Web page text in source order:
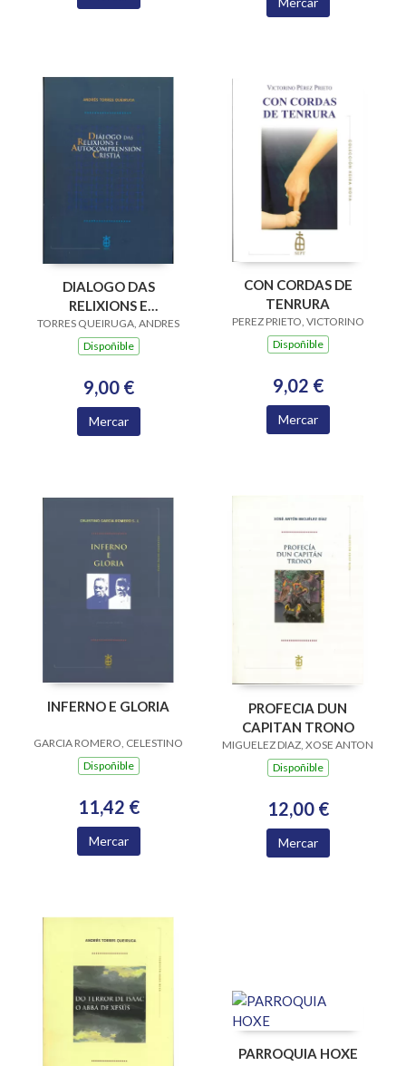
DIALOGO DAS
RELIXIONS E
AUTOCOMPRENSION
CRISTIA
TORRES QUEIRUGA, ANDRES
Dispoñible
9,00 €
Mercar
CON CORDAS DE
TENRURA
PEREZ PRIETO, VICTORINO
Dispoñible
9,02 €
Mercar
INFERNO E GLORIA
GARCIA ROMERO, CELESTINO
Dispoñible
11,42 €
Mercar
PROFECIA DUN
CAPITAN TRONO
MIGUELEZ DIAZ, XOSE ANTON
Dispoñible
12,00 €
Mercar
PARROQUIA HOXE